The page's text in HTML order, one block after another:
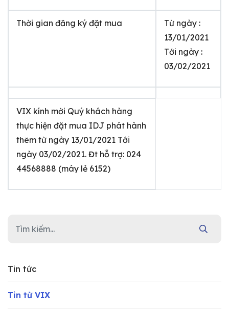
Tin tức
Tin từ VIX
Thời gian đăng ký đặt mua
Từ ngày :
13/01/2021
Tới ngày :
03/02/2021
VIX kính mời Quý khách hàng
thực hiện đặt mua IDJ phát hành
thêm từ ngày 13/01/2021 Tới
ngày 03/02/2021. Đt hỗ trợ: 024
44568888 (máy lẻ 6152)